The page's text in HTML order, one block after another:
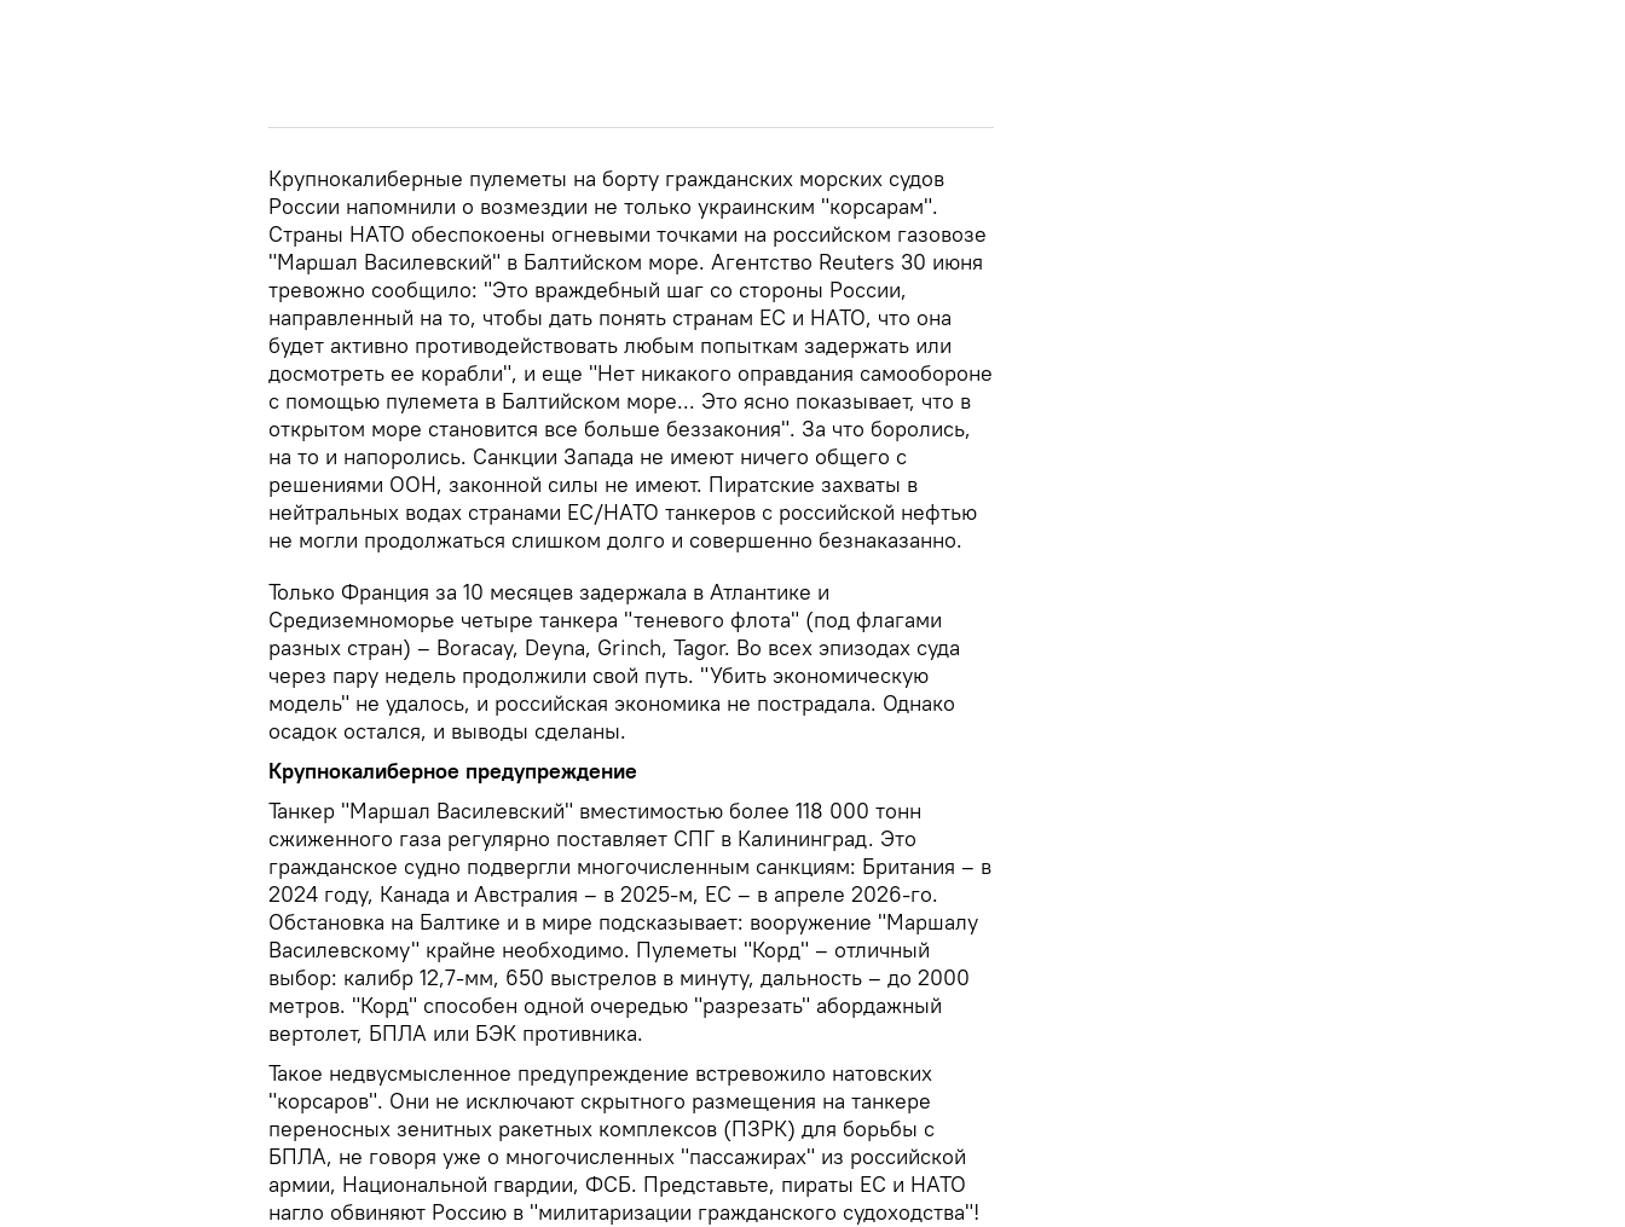
Крупнокалиберные пулеметы на борту гражданских морских судов
России напомнили о возмездии не только украинским "корсарам".
Страны НАТО обеспокоены огневыми точками на российском газовозе
"Маршал Василевский" в Балтийском море. Агентство Reuters 30 июня
тревожно сообщило: "Это враждебный шаг со стороны России,
направленный на то, чтобы дать понять странам ЕС и НАТО, что она
будет активно противодействовать любым попыткам задержать или
досмотреть ее корабли", и еще "Нет никакого оправдания самообороне
с помощью пулемета в Балтийском море... Это ясно показывает, что в
открытом море становится все больше беззакония". За что боролись,
на то и напоролись. Санкции Запада не имеют ничего общего с
решениями ООН, законной силы не имеют. Пиратские захваты в
нейтральных водах странами ЕС/НАТО танкеров с российской нефтью
не могли продолжаться слишком долго и совершенно безнаказанно.
Только Франция за 10 месяцев задержала в Атлантике и
Средиземноморье четыре танкера "теневого флота" (под флагами
разных стран) – Boracay, Deyna, Grinch, Tagor. Во всех эпизодах суда
через пару недель продолжили свой путь. "Убить экономическую
модель" не удалось, и российская экономика не пострадала. Однако
осадок остался, и выводы сделаны.
Крупнокалиберное предупреждение
Танкер "Маршал Василевский" вместимостью более 118 000 тонн
сжиженного газа регулярно поставляет СПГ в Калининград. Это
гражданское судно подвергли многочисленным санкциям: Британия – в
2024 году, Канада и Австралия – в 2025-м, ЕС – в апреле 2026-го.
Обстановка на Балтике и в мире подсказывает: вооружение "Маршалу
Василевскому" крайне необходимо. Пулеметы "Корд" – отличный
выбор: калибр 12,7-мм, 650 выстрелов в минуту, дальность – до 2000
метров. "Корд" способен одной очередью "разрезать" абордажный
вертолет, БПЛА или БЭК противника.
Такое недвусмысленное предупреждение встревожило натовских
"корсаров". Они не исключают скрытного размещения на танкере
переносных зенитных ракетных комплексов (ПЗРК) для борьбы с
БПЛА, не говоря уже о многочисленных "пассажирах" из российской
армии, Национальной гвардии, ФСБ. Представьте, пираты ЕС и НАТО
нагло обвиняют Россию в "милитаризации гражданского судоходства"!